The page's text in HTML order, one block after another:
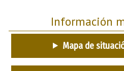
Información
Mapa de